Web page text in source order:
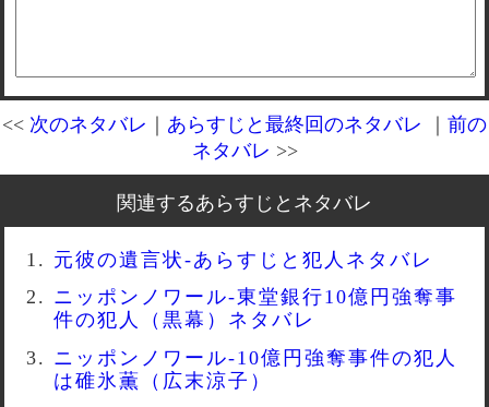
<< 次のネタバレ ｜ あらすじと最終回のネタバレ ｜ 前の
ネタバレ >>
関連するあらすじとネタバレ
元彼の遺言状-あらすじと犯人ネタバレ
ニッポンノワール-東堂銀行10億円強奪事
件の犯人（黒幕）ネタバレ
ニッポンノワール-10億円強奪事件の犯人
は碓氷薫（広末涼子）